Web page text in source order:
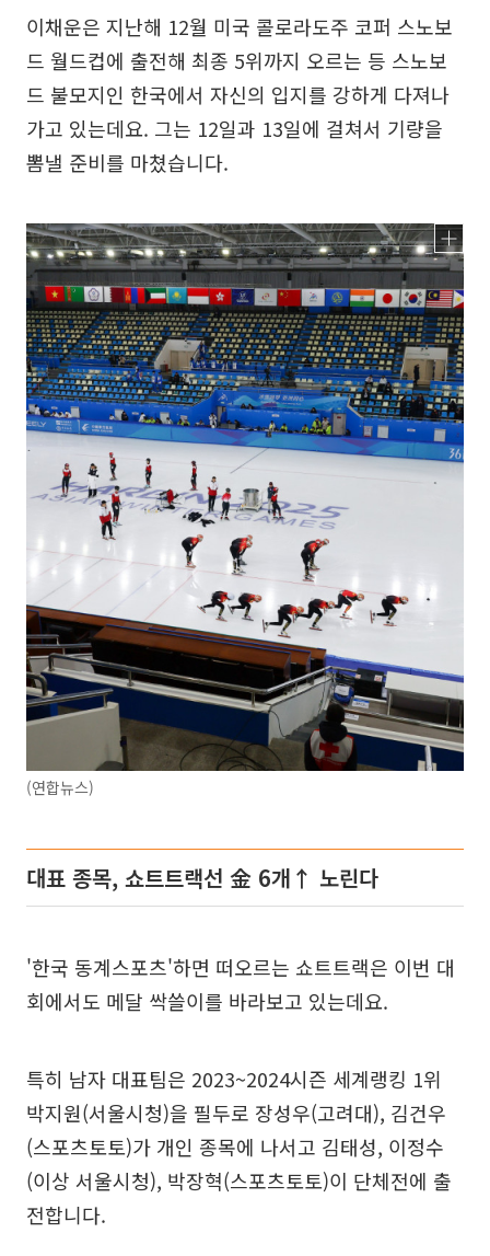
이채운은 지난해 12월 미국 콜로라도주 코퍼 스노보
드 월드컵에 출전해 최종 5위까지 오르는 등 스노보
드 불모지인 한국에서 자신의 입지를 강하게 다져나
가고 있는데요. 그는 12일과 13일에 걸쳐서 기량을
뽐낼 준비를 마쳤습니다.
(연합뉴스)
대표 종목, 쇼트트랙선 金 6개↑ 노린다
'한국 동계스포츠'하면 떠오르는 쇼트트랙은 이번 대
회에서도 메달 싹쓸이를 바라보고 있는데요.
특히 남자 대표팀은 2023~2024시즌 세계랭킹 1위
박지원(서울시청)을 필두로 장성우(고려대), 김건우
(스포츠토토)가 개인 종목에 나서고 김태성, 이정수
(이상 서울시청), 박장혁(스포츠토토)이 단체전에 출
전합니다.